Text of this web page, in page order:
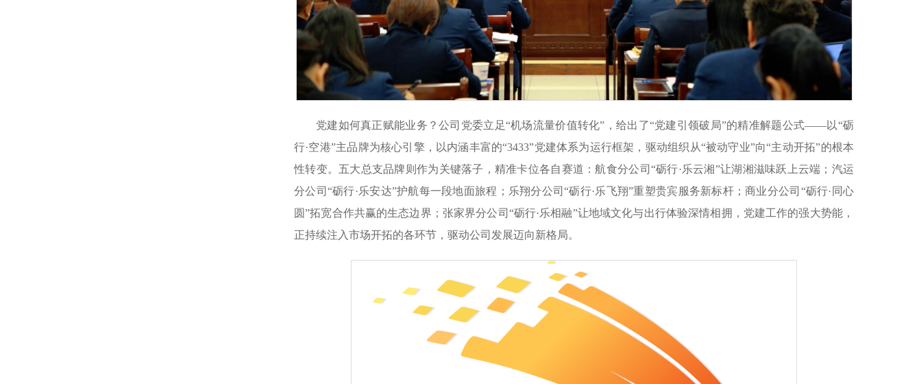
党建如何真正赋能业务？公司党委立足“机场流量价值转化”，给出了“党建引领破局”的精准解题公式——以“砺
行·空港”主品牌为核心引擎，以内涵丰富的“3433”党建体系为运行框架，驱动组织从“被动守业”向“主动开拓”的根本
性转变。五大总支品牌则作为关键落子，精准卡位各自赛道：航食分公司“砺行·乐云湘”让湖湘滋味跃上云端；汽运
分公司“砺行·乐安达”护航每一段地面旅程；乐翔分公司“砺行·乐飞翔”重塑贵宾服务新标杆；商业分公司“砺行·同心
圆”拓宽合作共赢的生态边界；张家界分公司“砺行·乐相融”让地域文化与出行体验深情相拥，党建工作的强大势能，
正持续注入市场开拓的各环节，驱动公司发展迈向新格局。